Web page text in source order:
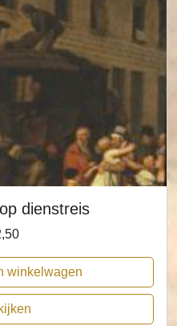
dienstreis
winkelwagen